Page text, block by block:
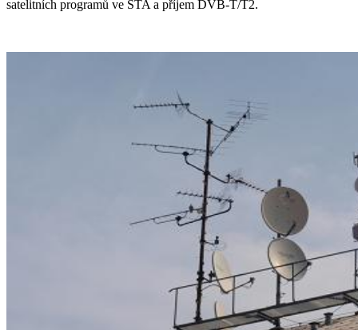
satelitních programů ve STA a příjem DVB-T/T2.